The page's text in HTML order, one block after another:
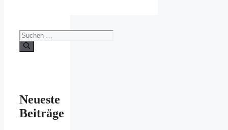
Suche
nach:
Neueste
Beiträge